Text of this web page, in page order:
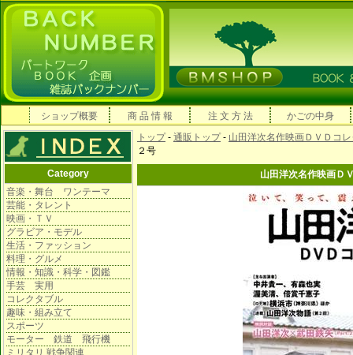
ショップ概要 商 品 情 報 注 文 方 法 かごの中身
Category
音楽・舞台 ワンテーマ
芸能・タレント
映画・ＴＶ
グラビア・モデル
生活・ファッション
料理・グルメ
情報・知識・科学・図鑑
手芸 実用
コレクタブル
趣味・組み立て
スポーツ
モーター 鉄道 飛行機
ミリタリ 戦争関連
トップ- 通販トップ- 山田洋次名作映画ＤＶＤコ
２号
山田洋次名作映画Ｄ